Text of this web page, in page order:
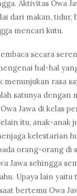
Aktivitas Owa
dari makan, tidur,
mencari kutu.
secara
hal-hal
menunjukan rasa
satunya dengan
Jawa di kelas
itu, anak-anak
kelestarian
orang-orang di
Jawa sehingga
Upaya lain yaitu
bertemu Owa